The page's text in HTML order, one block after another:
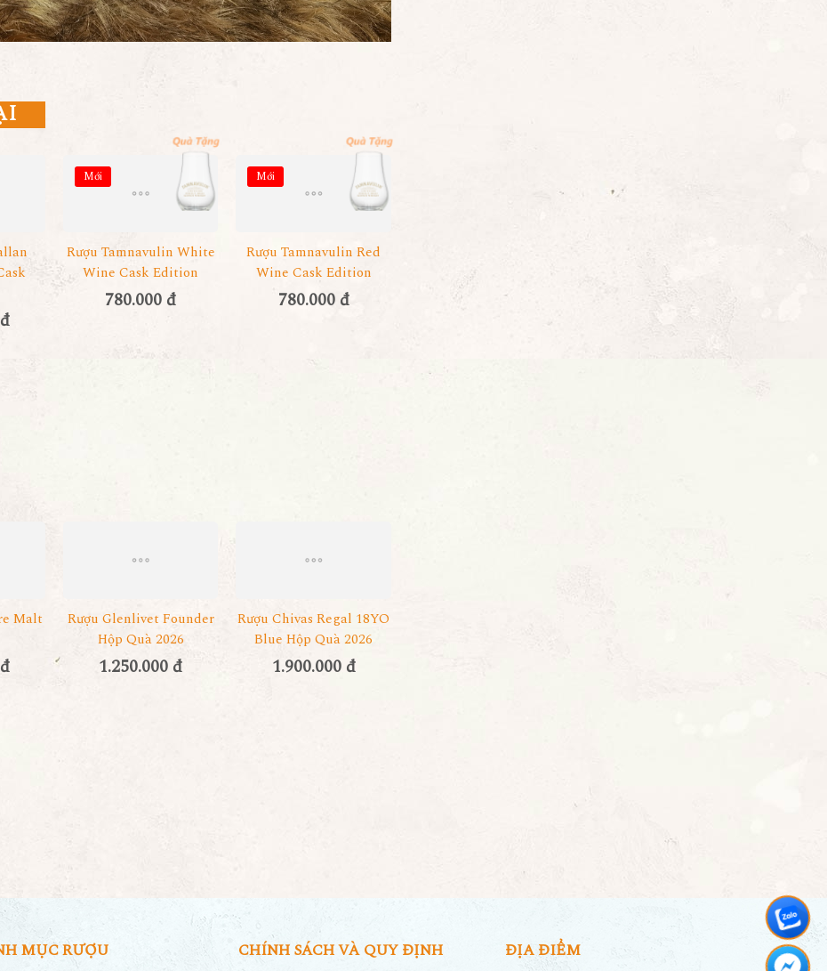
Mới
Rượu Tamnavulin White
Wine Cask Edition
780.000 đ
Mới
Rượu Tamnavulin Red
Wine Cask Edition
780.000 đ
Malt
Rượu Glenlivet Founder
Hộp Quà 2026
1.250.000 đ
Rượu Chivas Regal 18YO
Blue Hộp Quà 2026
1.900.000 đ
MỤC RƯỢU CHÍNH SÁCH VÀ QUY ĐỊNH ĐỊA ĐIỂM